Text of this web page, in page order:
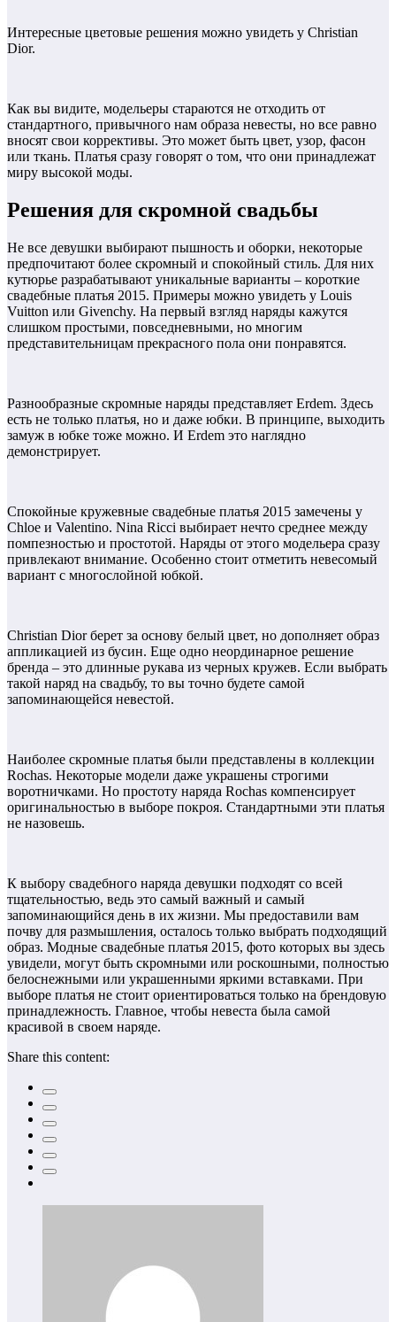
Интересные цветовые решения можно увидеть у Christian
Dior.
Как вы видите, модельеры стараются не отходить от
стандартного, привычного нам образа невесты, но все равно
вносят свои коррективы. Это может быть цвет, узор, фасон
или ткань. Платья сразу говорят о том, что они принадлежат
миру высокой моды.
Решения для скромной свадьбы
Не все девушки выбирают пышность и оборки, некоторые
предпочитают более скромный и спокойный стиль. Для них
кутюрье разрабатывают уникальные варианты – короткие
свадебные платья 2015. Примеры можно увидеть у Louis
Vuitton или Givenchy. На первый взгляд наряды кажутся
слишком простыми, повседневными, но многим
представительницам прекрасного пола они понравятся.
Разнообразные скромные наряды представляет Erdem. Здесь
есть не только платья, но и даже юбки. В принципе, выходить
замуж в юбке тоже можно. И Erdem это наглядно
демонстрирует.
Спокойные кружевные свадебные платья 2015 замечены у
Chloe и Valentino. Nina Ricci выбирает нечто среднее между
помпезностью и простотой. Наряды от этого модельера сразу
привлекают внимание. Особенно стоит отметить невесомый
вариант с многослойной юбкой.
Christian Dior берет за основу белый цвет, но дополняет образ
аппликацией из бусин. Еще одно неординарное решение
бренда – это длинные рукава из черных кружев. Если выбрать
такой наряд на свадьбу, то вы точно будете самой
запоминающейся невестой.
Наиболее скромные платья были представлены в коллекции
Rochas. Некоторые модели даже украшены строгими
воротничками. Но простоту наряда Rochas компенсирует
оригинальностью в выборе покроя. Стандартными эти платья
не назовешь.
К выбору свадебного наряда девушки подходят со всей
тщательностью, ведь это самый важный и самый
запоминающийся день в их жизни. Мы предоставили вам
почву для размышления, осталось только выбрать подходящий
образ. Модные свадебные платья 2015, фото которых вы здесь
увидели, могут быть скромными или роскошными, полностью
белоснежными или украшенными яркими вставками. При
выборе платья не стоит ориентироваться только на брендовую
принадлежность. Главное, чтобы невеста была самой
красивой в своем наряде.
Share this content: